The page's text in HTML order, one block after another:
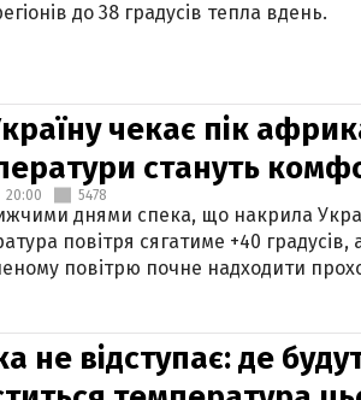
до 38 градусів тепла вдень.
чекає пік
стануть
20:00 5478
днями спека, що накрила
повітря сягатиме +40
повітрю почне надходити
не відступає: де